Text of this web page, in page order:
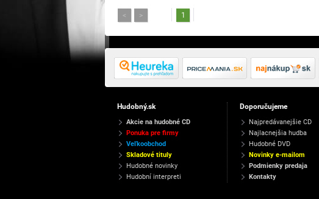
< > 1
Hudobný.sk
Akcie na hudobné CD
Ponuka pre firmy
Veľkoobchod
Skladové tituly
Hudobné novinky
Hudobní interpreti
Doporučujeme
Najpredávanejšie CD
Najlacnejšia hudba
Hudobné DVD
Novinky e-mailom
Podmienky predaja
Kontakty